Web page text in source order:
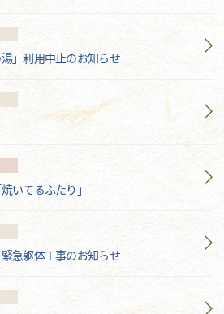
」利用中止のお知らせ
いてるふたり」
急躯体工事のお知らせ